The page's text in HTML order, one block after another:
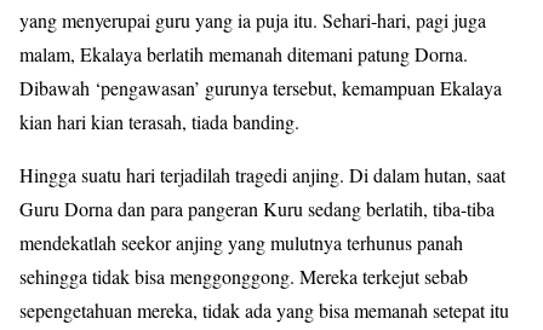
yang menyerupai guru yang ia puja itu. Sehari-hari, pagi juga
malam, Ekalaya berlatih memanah ditemani patung Dorna.
Dibawah ‘pengawasan’ gurunya tersebut, kemampuan Ekalaya
kian hari kian terasah, tiada banding.
Hingga suatu hari terjadilah tragedi anjing. Di dalam hutan, saat
Guru Dorna dan para pangeran Kuru sedang berlatih, tiba-tiba
mendekatlah seekor anjing yang mulutnya terhunus panah
sehingga tidak bisa menggonggong. Mereka terkejut sebab
sepengetahuan mereka, tidak ada yang bisa memanah setepat itu